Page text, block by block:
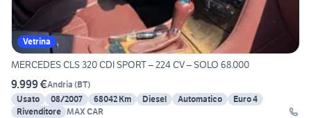
Vetrina
MERCEDES CLS 320 CDI SPORT – 224 CV – SOLO 68.000
9.999 €Andria (BT)
Usato
08/2007 68042 Km Diesel Automatico
Euro 4
Rivenditore MAX CAR